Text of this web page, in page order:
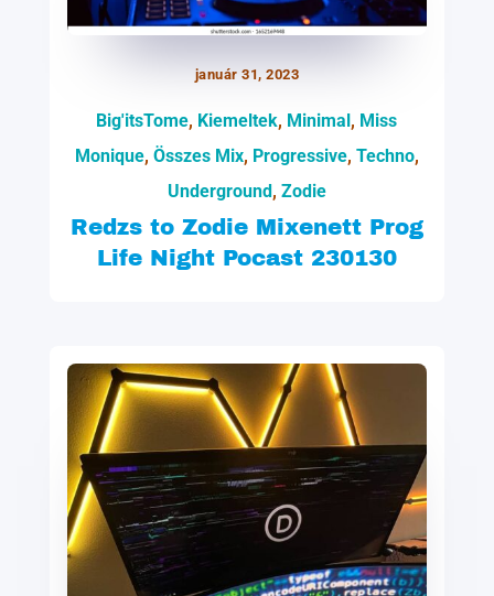
január 31, 2023
Big'itsTome, Kiemeltek, Minimal, Miss
Monique, Összes Mix, Progressive, Techno,
Underground, Zodie
Redzs to Zodie Mixenett Prog
Life Night Pocast 230130